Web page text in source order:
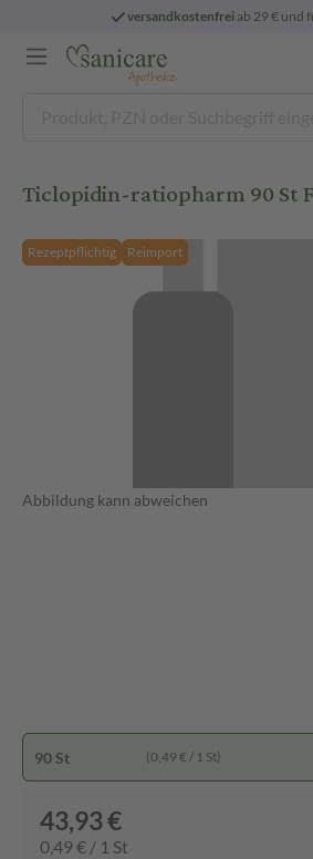
versandkostenfreiab 29 € und
Ticlopidin-ratiopharm 90 St
Rezeptpflichtig Reimport
Abbildung kann abweichen
90 St (0,49 € / 1 St)
43,93 €
0,49 € / 1 St